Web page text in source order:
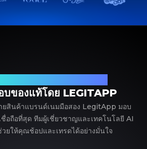
บของแท้โดย LEGITAPP
สินค้าแบรนด์เนมมือสอง LegitApp มอบ
อถือที่สุด ทีมผู้เชี่ยวชาญและเทคโนโลยี AI
ยให้คุณช้อปและเทรดได้อย่างมั่นใจ